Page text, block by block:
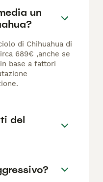
un
di Chihuahua di
689€ ,anche se
base a fattori
del